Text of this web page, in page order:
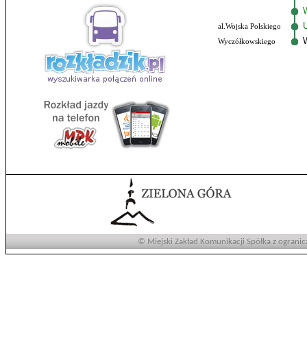
al.Wojska Polskiego
Wyczółkowskiego
© Miejski Zakład Komunikacji Spółka z